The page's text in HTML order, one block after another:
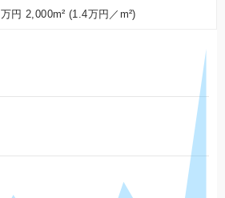
万円 2,000m² (1.4万円／m²)